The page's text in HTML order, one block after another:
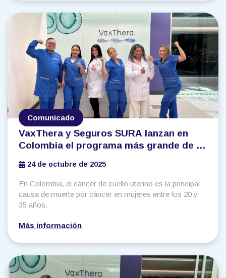
Comunicado
VaxThera y Seguros SURA lanzan en
Colombia el programa más grande de la
a la infección del VPH
24 de octubre de 2025
En Colombia, el cáncer de cuello uterino es la principal
causa de muerte por cáncer en mujeres entre los 20 y
35 años.
Más información